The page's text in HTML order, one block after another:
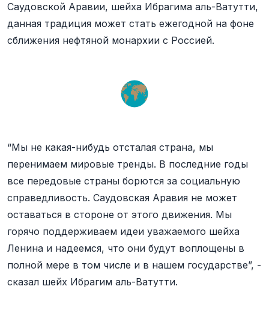
Саудовской Аравии, шейха Ибрагима аль-Ватутти,
данная традиция может стать ежегодной на фоне
сближения нефтяной монархии с Россией.
“Мы не какая-нибудь отсталая страна, мы
перенимаем мировые тренды. В последние годы
все передовые страны борются за социальную
справедливость. Саудовская Аравия не может
оставаться в стороне от этого движения. Мы
горячо поддерживаем идеи уважаемого шейха
Ленина и надеемся, что они будут воплощены в
полной мере в том числе и в нашем государстве”, -
сказал шейх Ибрагим аль-Ватутти.